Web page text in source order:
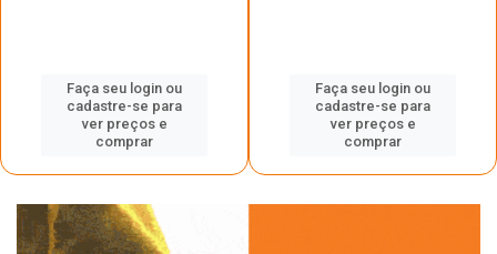
Faça seu login ou
cadastre-se para
ver preços e
comprar
Faça seu login ou
cadastre-se para
ver preços e
comprar